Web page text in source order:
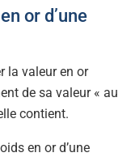
or d’une
la valeur en or
de sa valeur « au
contient.
en or d’une